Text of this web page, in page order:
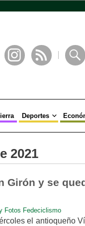
Deportes
2021
Girón y se
Fotos Fedeciclismo
el antioqueño